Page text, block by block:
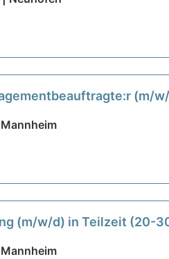
(m/
(m/w/d) in Teilzeit (20-